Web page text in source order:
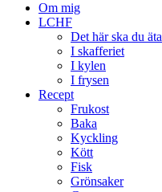
Om mig
LCHF
Det här ska du äta
I skafferiet
I kylen
I frysen
Recept
Frukost
Baka
Kyckling
Kött
Fisk
Grönsaker